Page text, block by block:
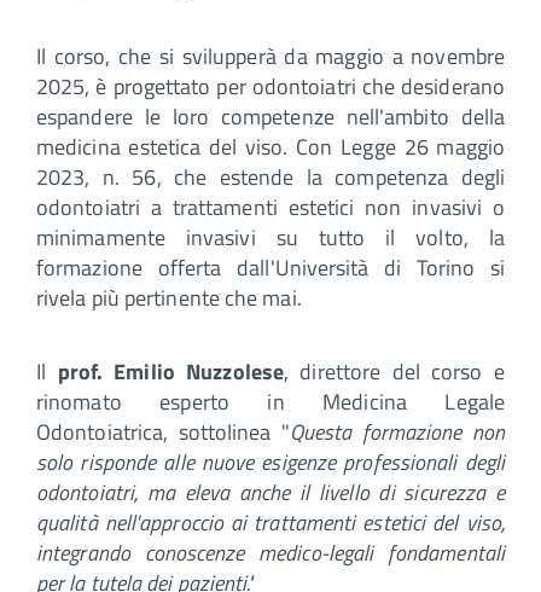
Il corso, che si svilupperà da maggio a novembre
2025, è progettato per odontoiatri che desiderano
espandere le loro competenze nell'ambito della
medicina estetica del viso. Con Legge 26 maggio
2023, n. 56, che estende la competenza degli
odontoiatri a trattamenti estetici non invasivi o
minimamente invasivi su tutto il volto, la
formazione offerta dall'Università di Torino si
rivela più pertinente che mai.
Il prof. Emilio Nuzzolese, direttore del corso e
rinomato esperto in Medicina Legale
Odontoiatrica, sottolinea "Questa formazione non
solo risponde alle nuove esigenze professionali degli
odontoiatri, ma eleva anche il livello di sicurezza e
qualità nell'approccio ai trattamenti estetici del viso,
integrando conoscenze medico-legali fondamentali
per la tutela dei pazienti."